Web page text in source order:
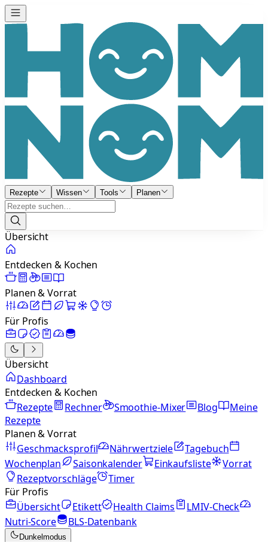
Rezepte Wissen Tools Planen
Übersicht
Entdecken & Kochen
Planen & Vorrat
Für Profis
Übersicht
Dashboard
Entdecken & Kochen
Rezepte
Rechner Smoothie-Mixer Blog
Meine
Rezepte
Planen & Vorrat
Geschmacksprofil
Nährwertziele
Tagebuch
Wochenplan
Saisonkalender Einkaufsliste
Vorrat
Rezeptvorschläge
Timer
Für Profis
Übersicht
Etikett Health Claims
LMIV-Check
Nutri-Score
BLS-Datenbank
Dunkelmodus